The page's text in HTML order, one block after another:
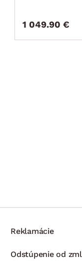
1 049.90 €
Reklamácie
Odstúpenie od